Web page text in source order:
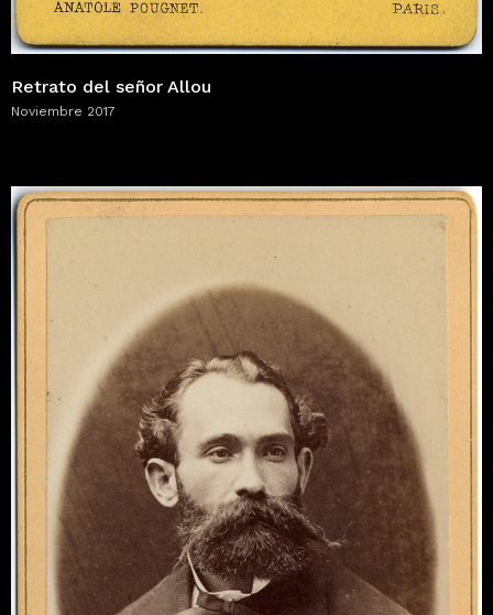
Retrato del señor Allou
Noviembre 2017